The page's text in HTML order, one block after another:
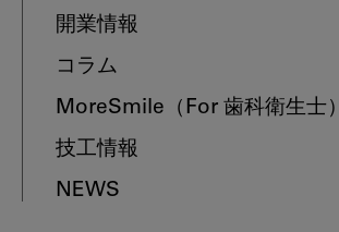
開業情報
コラム
MoreSmile （For 歯科衛生士）
技工情報
NEWS